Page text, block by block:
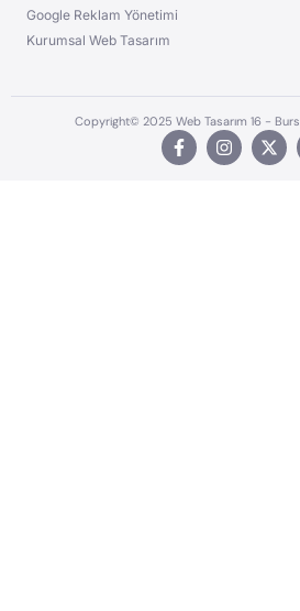
Google Reklam Yönetimi
Kurumsal Web Tasarım
Copyright© 2025 Web Tasarım 16 -